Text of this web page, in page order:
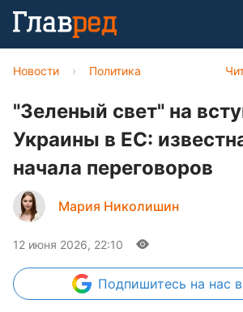
Новости › Политика
"Зеленый свет" на
Украины в ЕС:
начала переговоров
Мария Николишин
12 июня 2026, 22:10
Подпишитесь на нас